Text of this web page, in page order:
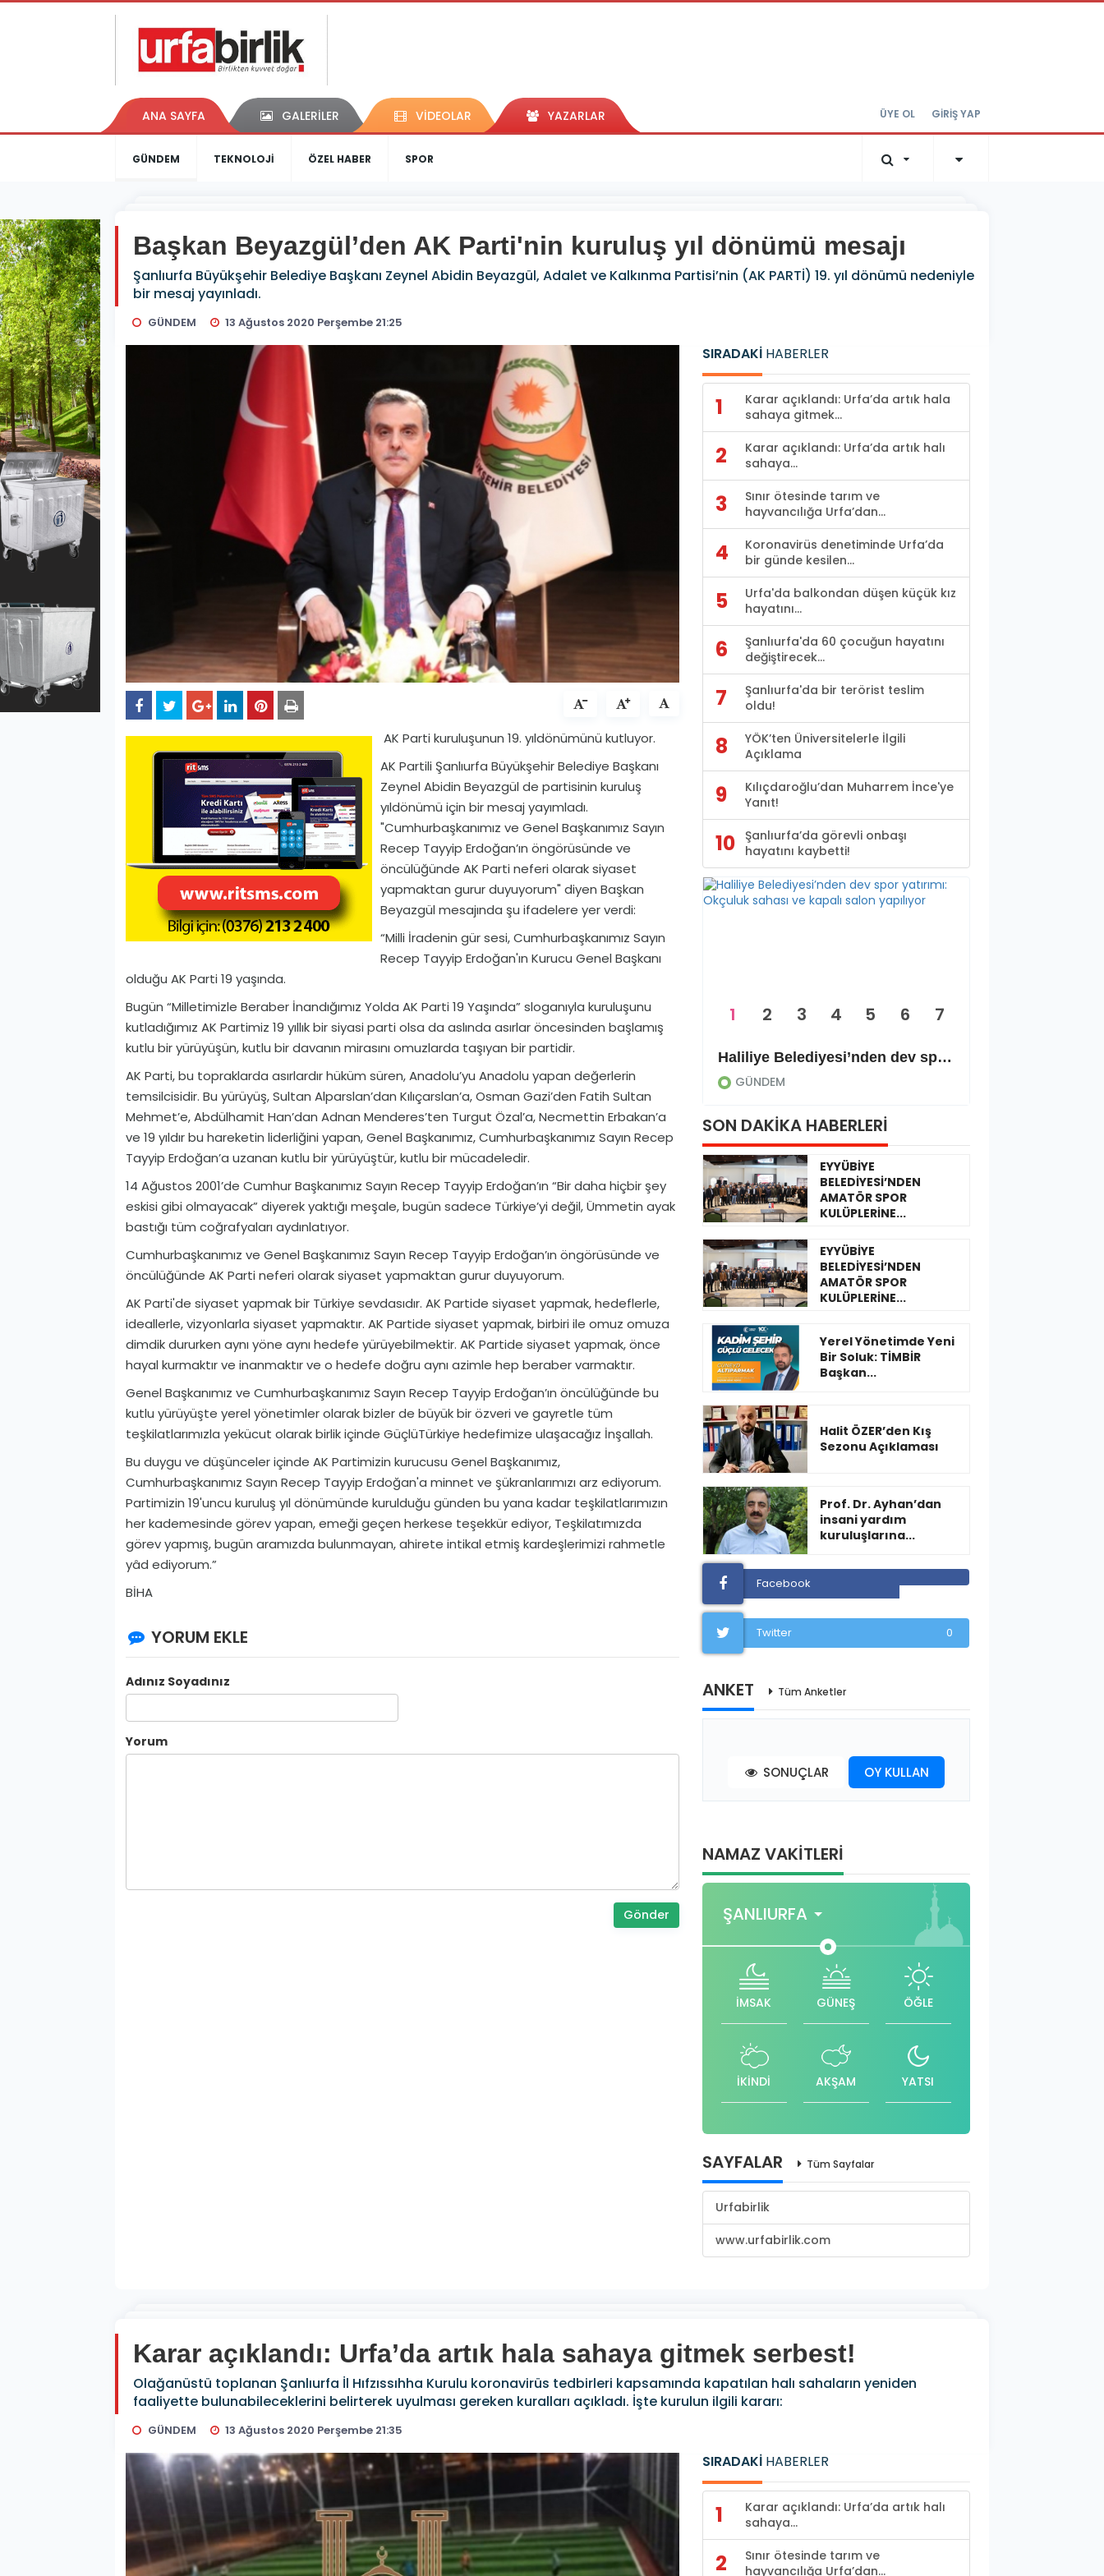
ANA SAYFA GALERİLER VİDEOLAR YAZARLAR ÜYE OL GİRİŞ YAP
GÜNDEM TEKNOLOJİ ÖZEL HABER SPOR
Başkan Beyazgül’den AK Parti'nin kuruluş yıl dönümü mesajı
Şanlıurfa Büyükşehir Belediye Başkanı Zeynel Abidin Beyazgül, Adalet ve Kalkınma Partisi’nin (AK PARTİ) 19. yıl dönümü nedeniyle
bir mesaj yayınladı.
GÜNDEM 13 Ağustos 2020 Perşembe 21:25
AK Parti kuruluşunun 19. yıldönümünü kutluyor.
AK Partili Şanlıurfa Büyükşehir Belediye Başkanı
Zeynel Abidin Beyazgül de partisinin kuruluş
yıldönümü için bir mesaj yayımladı.
"Cumhurbaşkanımız ve Genel Başkanımız Sayın
Recep Tayyip Erdoğan’ın öngörüsünde ve
öncülüğünde AK Parti neferi olarak siyaset
yapmaktan gurur duyuyorum" diyen Başkan
Beyazgül mesajında şu ifadelere yer verdi:
“Milli İradenin gür sesi, Cumhurbaşkanımız Sayın
Recep Tayyip Erdoğan'ın Kurucu Genel Başkanı
olduğu AK Parti 19 yaşında.
Bugün “Milletimizle Beraber İnandığımız Yolda AK Parti 19 Yaşında” sloganıyla kuruluşunu
kutladığımız AK Partimiz 19 yıllık bir siyasi parti olsa da aslında asırlar öncesinden başlamış
kutlu bir yürüyüşün, kutlu bir davanın mirasını omuzlarda taşıyan bir partidir.
AK Parti, bu topraklarda asırlardır hüküm süren, Anadolu’yu Anadolu yapan değerlerin
temsilcisidir. Bu yürüyüş, Sultan Alparslan’dan Kılıçarslan’a, Osman Gazi’den Fatih Sultan
Mehmet’e, Abdülhamit Han’dan Adnan Menderes’ten Turgut Özal’a, Necmettin Erbakan’a
ve 19 yıldır bu hareketin liderliğini yapan, Genel Başkanımız, Cumhurbaşkanımız Sayın Recep
Tayyip Erdoğan’a uzanan kutlu bir yürüyüştür, kutlu bir mücadeledir.
14 Ağustos 2001’de Cumhur Başkanımız Sayın Recep Tayyip Erdoğan’ın “Bir daha hiçbir şey
eskisi gibi olmayacak” diyerek yaktığı meşale, bugün sadece Türkiye’yi değil, Ümmetin ayak
bastığı tüm coğrafyaları aydınlatıyor.
Cumhurbaşkanımız ve Genel Başkanımız Sayın Recep Tayyip Erdoğan’ın öngörüsünde ve
öncülüğünde AK Parti neferi olarak siyaset yapmaktan gurur duyuyorum.
AK Parti'de siyaset yapmak bir Türkiye sevdasıdır. AK Partide siyaset yapmak, hedeflerle,
ideallerle, vizyonlarla siyaset yapmaktır. AK Partide siyaset yapmak, birbiri ile omuz omuza
dimdik dururken aynı yöne aynı hedefe yürüyebilmektir. AK Partide siyaset yapmak, önce
hayal kurmaktır ve inanmaktır ve o hedefe doğru aynı azimle hep beraber varmaktır.
Genel Başkanımız ve Cumhurbaşkanımız Sayın Recep Tayyip Erdoğan’ın öncülüğünde bu
kutlu yürüyüşte yerel yönetimler olarak bizler de büyük bir özveri ve gayretle tüm
teşkilatlarımızla yekücut olarak birlik içinde GüçlüTürkiye hedefimize ulaşacağız İnşallah.
Bu duygu ve düşünceler içinde AK Partimizin kurucusu Genel Başkanımız,
Cumhurbaşkanımız Sayın Recep Tayyip Erdoğan'a minnet ve şükranlarımızı arz ediyorum.
Partimizin 19'uncu kuruluş yıl dönümünde kurulduğu günden bu yana kadar teşkilatlarımızın
her kademesinde görev yapan, emeği geçen herkese teşekkür ediyor, Teşkilatımızda
görev yapmış, bugün aramızda bulunmayan, ahirete intikal etmiş kardeşlerimizi rahmetle
yâd ediyorum.”
BİHA
YORUM EKLE
Adınız Soyadınız
Yorum
Gönder
SIRADAKİ HABERLER
1
Karar açıklandı: Urfa’da artık hala
sahaya gitmek...
2
Karar açıklandı: Urfa’da artık halı
sahaya...
3
Sınır ötesinde tarım ve
hayvancılığa Urfa’dan...
4
Koronavirüs denetiminde Urfa’da
bir günde kesilen...
5
Urfa'da balkondan düşen küçük kız
hayatını...
6
Şanlıurfa'da 60 çocuğun hayatını
değiştirecek...
7
Şanlıurfa'da bir terörist teslim
oldu!
8
YÖK’ten Üniversitelerle İlgili
Açıklama
9
Kılıçdaroğlu’dan Muharrem İnce'ye
Yanıt!
10
Şanlıurfa’da görevli onbaşı
hayatını kaybetti!
GÜNDEM
Haliliye Belediyesi’nden dev spor yatırımı: Okçuluk sahası ve kapalı salon yapılıyor
GÜNDEM
1 2 3 4 5 6 7
SON DAKİKA HABERLERİ
EYYÜBİYE
BELEDİYESİ’NDEN
AMATÖR SPOR
KULÜPLERİNE...
EYYÜBİYE
BELEDİYESİ’NDEN
AMATÖR SPOR
KULÜPLERİNE...
Yerel Yönetimde Yeni
Bir Soluk: TİMBİR
Başkan...
Halit ÖZER’den Kış
Sezonu Açıklaması
Prof. Dr. Ayhan’dan
insani yardım
kuruluşlarına...
Facebook
Twitter 0
ANKET Tüm Anketler
SONUÇLAR OY KULLAN
NAMAZ VAKİTLERİ
ŞANLIURFA
İMSAK GÜNEŞ ÖĞLE
İKİNDİ AKŞAM YATSI
SAYFALAR Tüm Sayfalar
Urfabirlik
www.urfabirlik.com
Karar açıklandı: Urfa’da artık hala sahaya gitmek serbest!
Olağanüstü toplanan Şanlıurfa İl Hıfzıssıhha Kurulu koronavirüs tedbirleri kapsamında kapatılan halı sahaların yeniden
faaliyette bulunabileceklerini belirterek uyulması gereken kuralları açıkladı. İşte kurulun ilgili kararı:
GÜNDEM 13 Ağustos 2020 Perşembe 21:35
SIRADAKİ HABERLER
1
Karar açıklandı: Urfa’da artık halı
sahaya...
2
Sınır ötesinde tarım ve
hayvancılığa Urfa’dan...